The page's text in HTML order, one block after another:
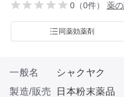
0（0件） 薬
同薬効薬剤
一般名
シャクヤク
製造/販売
日本粉末薬品